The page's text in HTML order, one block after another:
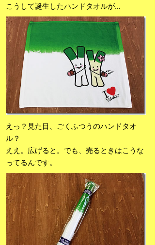
こうして誕生したハンドタオルが…
えっ？見た目、ごくふつうのハンドタオ
ル？
ええ。広げると。でも、売るときはこうな
ってるんです。